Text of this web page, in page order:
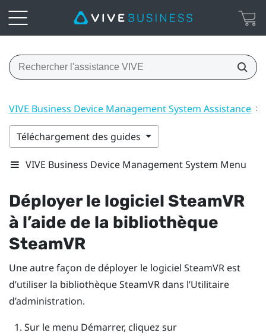
VIVE Business Device Management System Assistance >
Téléchargement des guides
VIVE Business Device Management System Menu
Déployer le logiciel SteamVR
à l’aide de la bibliothèque
SteamVR
Une autre façon de déployer le logiciel SteamVR est
d’utiliser la bibliothèqueSteamVRdans l’Utilitaire
d’administration.
Sur le menu Démarrer, cliquez sur